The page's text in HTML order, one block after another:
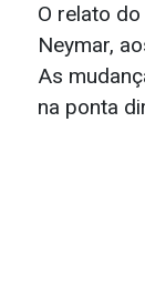
O relato
Neymar,
As
na ponta